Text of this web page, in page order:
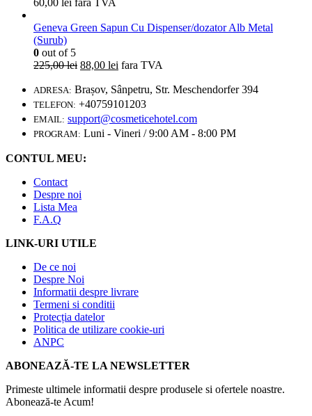
60,00 lei fara TVA
Geneva Green Sapun Cu Dispenser/dozator Alb Metal
(Surub)
0 out of 5
225,00lei 88,00 lei fara TVA
ADRESA: Brașov, Sânpetru, Str. Meschendorfer 394
TELEFON: +40759101203
EMAIL: support@cosmeticehotel.com
PROGRAM: Luni - Vineri / 9:00 AM - 8:00 PM
CONTUL MEU:
Contact
Despre noi
Lista Mea
F.A.Q
LINK-URI UTILE
De ce noi
Despre Noi
Informatii despre livrare
Termeni si conditii
Protecția datelor
Politica de utilizare cookie-uri
ANPC
ABONEAZĂ-TE LA NEWSLETTER
Primeste ultimele informatii despre produsele si ofertele noastre.
Abonează-te Acum!